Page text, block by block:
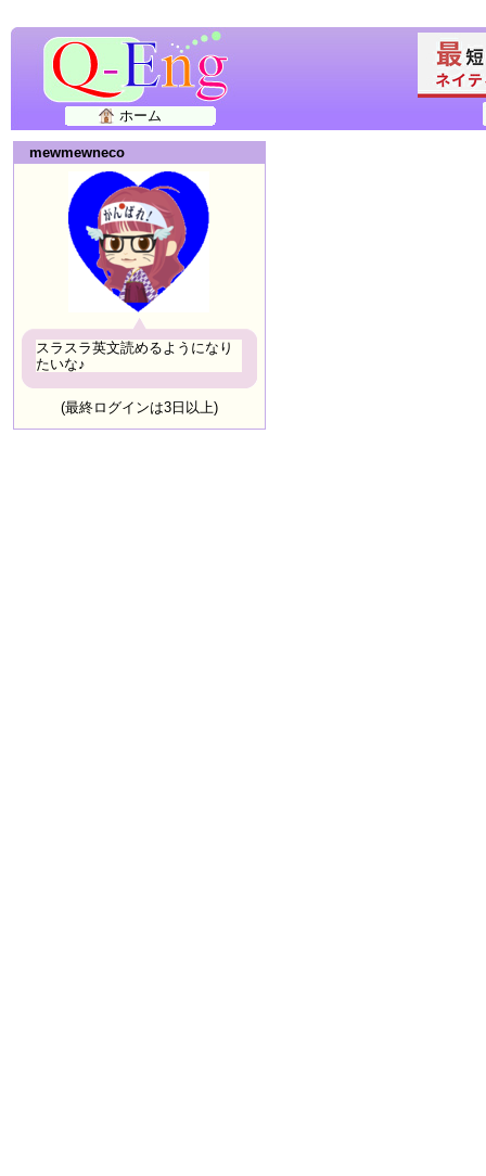
ホーム
mewmewneco
スラスラ英文読めるようになり
たいな♪
(最終ログインは3日以上)